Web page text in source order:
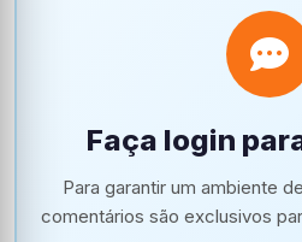
Faça login
Para garantir um ambiente
comentários são exclusivos